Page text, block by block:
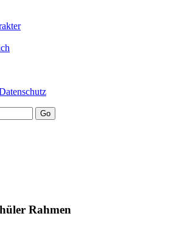
Rahmen